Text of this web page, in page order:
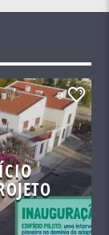
0